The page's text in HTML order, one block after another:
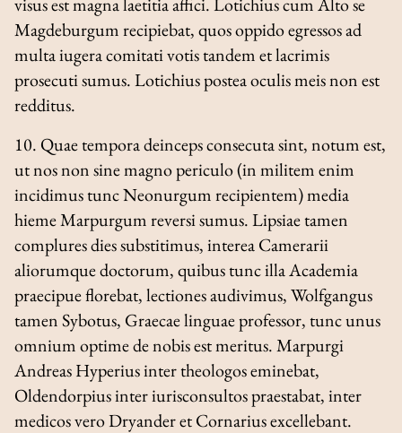
Magdeburgum recipiebat, quos oppido egressos ad
multa iugera comitati votis tandem et lacrimis
prosecuti sumus. Lotichius postea oculis meis non est
redditus.
10. Quae tempora deinceps consecuta sint, notum est,
ut nos non sine magno periculo (in militem enim
incidimus tunc Neonurgum recipientem) media
hieme Marpurgum reversi sumus. Lipsiae tamen
complures dies substitimus, interea Camerarii
aliorumque doctorum, quibus tunc illa Academia
praecipue florebat, lectiones audivimus, Wolfgangus
tamen Sybotus, Graecae linguae professor, tunc unus
omnium optime de nobis est meritus. Marpurgi
Andreas Hyperius inter theologos eminebat,
Oldendorpius inter iurisconsultos praestabat, inter
medicos vero Dryander et Cornarius excellebant.